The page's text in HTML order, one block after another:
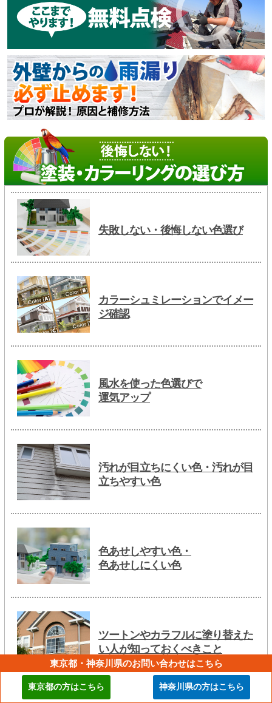
失敗しない・後悔しない色選び
カラーシュミレーションでイメー
ジ確認
風水を使った色選びで
運気アップ
汚れが目立ちにくい色・汚れが目
立ちやすい色
色あせしやすい色・
色あせしにくい色
ツートンやカラフルに塗り替えた
い人が知っておくべきこと
東京都・神奈川県のお問い合わせはこちら
東京都の方はこちら 神奈川県の方はこちら